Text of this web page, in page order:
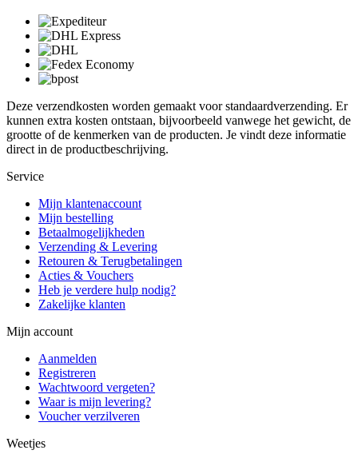
Deze verzendkosten worden gemaakt voor standaardverzending. Er
kunnen extra kosten ontstaan, bijvoorbeeld vanwege het gewicht, de
grootte of de kenmerken van de producten. Je vindt deze informatie
direct in de productbeschrijving.
Service
Mijn klantenaccount
Mijn bestelling
Betaalmogelijkheden
Verzending & Levering
Retouren & Terugbetalingen
Acties & Vouchers
Heb je verdere hulp nodig?
Zakelijke klanten
Mijn account
Aanmelden
Registreren
Wachtwoord vergeten?
Waar is mijn levering?
Voucher verzilveren
Weetjes